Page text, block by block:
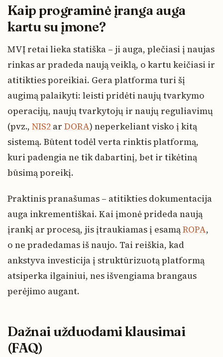
Kaip programinė įranga auga
kartu su įmone?
MVĮ retai lieka statiška – ji auga, plečiasi į naujas
rinkas ar pradeda naują veiklą, o kartu keičiasi ir
atitikties poreikiai. Gera platforma turi šį
augimą palaikyti: leisti pridėti naujų tvarkymo
operacijų, naujų tvarkytojų ir naujų reguliavimų
(pvz., NIS2 ar DORA) neperkeliant visko į kitą
sistemą. Būtent todėl verta rinktis platformą,
kuri padengia ne tik dabartinį, bet ir tikėtiną
būsimą poreikį.
Praktinis pranašumas – atitikties dokumentacija
auga inkrementiškai. Kai įmonė prideda naują
įrankį ar procesą, jis įtraukiamas į esamąROPA,
o ne pradedamas iš naujo. Tai reiškia, kad
ankstyva investicija į struktūrizuotą platformą
atsiperka ilgainiui, nes išvengiama brangaus
perėjimo augant.
Dažnai užduodami klausimai
(FAQ)